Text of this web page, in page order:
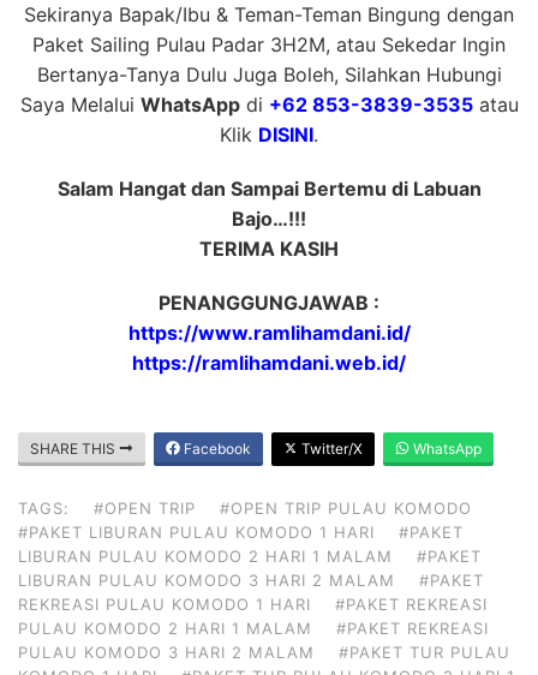
Sekiranya Bapak/Ibu & Teman-Teman Bingung dengan
Paket Sailing Pulau Padar 3H2M, atau Sekedar Ingin
Bertanya-Tanya Dulu Juga Boleh, Silahkan Hubungi
Saya Melalui WhatsAppdi +62 853-3839-3535atau
Klik DISINI.
Salam Hangat dan Sampai Bertemu di Labuan
Bajo…!!!
TERIMA KASIH
PENANGGUNGJAWAB :
https://www.ramlihamdani.id/
https://ramlihamdani.web.id/
SHARE THIS Facebook Twitter/X WhatsApp
TAGS: #OPEN TRIP
#OPEN TRIP PULAU KOMODO
#PAKET LIBURAN PULAU KOMODO 1 HARI
#PAKET
LIBURAN PULAU KOMODO 2 HARI 1 MALAM
#PAKET
LIBURAN PULAU KOMODO 3 HARI 2 MALAM
#PAKET
REKREASI PULAU KOMODO 1 HARI
#PAKET REKREASI
PULAU KOMODO 2 HARI 1 MALAM
#PAKET REKREASI
PULAU KOMODO 3 HARI 2 MALAM
#PAKET TUR PULAU